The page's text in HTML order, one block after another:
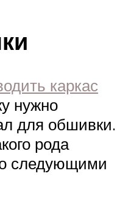
каркас
нужно
для обшивки.
рода
следующими